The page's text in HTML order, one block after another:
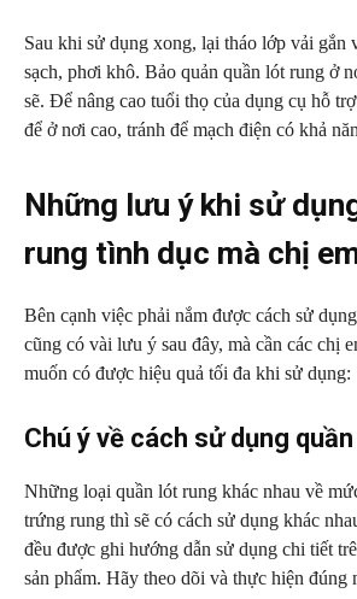
Sau khi sử dụng xong, lại tháo lớp vải gắn
sạch, phơi khô. Bảo quản quần lót rung ở
sẽ. Để nâng cao tuổi thọ của dụng cụ hỗ
để ở nơi cao, tránh để mạch điện có khả
Những lưu ý khi sử
rung tình dục mà chị
Bên cạnh việc phải nắm được cách sử
cũng có vài lưu ý sau đây, mà cần các chị
muốn có được hiệu quả tối đa khi sử dụng:
Chú ý về cách sử dụng
Những loại quần lót rung khác nhau về
trứng rung thì sẽ có cách sử dụng khác
đều được ghi hướng dẫn sử dụng chi tiết
sản phẩm. Hãy theo dõi và thực hiện đúng